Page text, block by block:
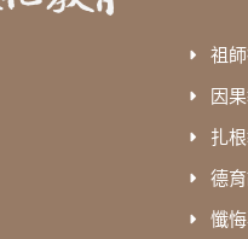
祖
因
扎
德
懺